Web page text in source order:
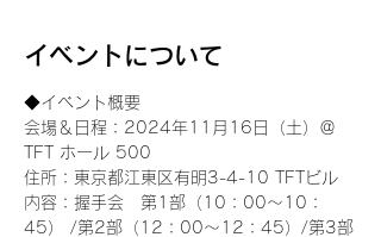
イベントについて
◆イベント概要
会場＆日程：2024年11月16日（土）＠
TFT ホール 500
住所：東京都江東区有明3-4-10 TFTビル
内容：握手会　第1部（10：00～10：
45） /第2部（12：00～12：45）/第3部